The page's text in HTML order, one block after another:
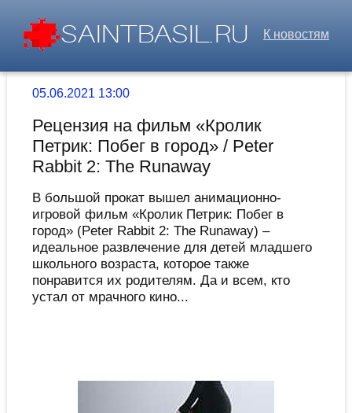
К новостям
05.06.2021 13:00
Рецензия на фильм «Кролик
Петрик: Побег в город» / Peter
Rabbit 2: The Runaway
В большой прокат вышел анимационно-
игровой фильм «Кролик Петрик: Побег в
город» (Peter Rabbit 2: The Runaway) –
идеальное развлечение для детей младшего
школьного возраста, которое также
понравится их родителям. Да и всем, кто
устал от мрачного кино...